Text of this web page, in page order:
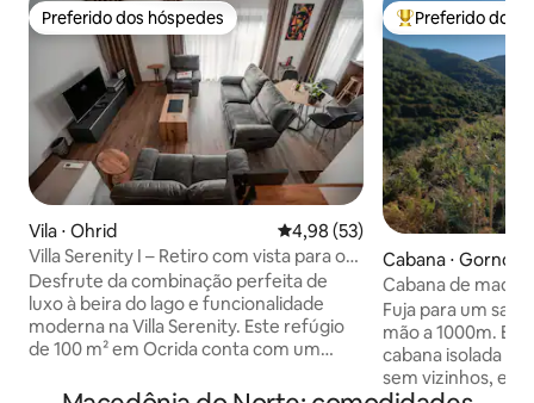
Preferido dos hóspedes
Preferido dos hóspedes
Vila ⋅ Ohrid 4,98 de uma avaliação média
4,98 (53)
Villa Serenity I – Retiro com vista para o
lago
Desfrute da combinação perfeita de
luxo à beira do lago e funcionalidade
moderna na Villa Serenity. Este refúgio
de 100 m² em Ocrida conta com um
espreguiçadeiras e vistas panorâmicas.
Entre os
Preferido dos
Cabana ⋅ Gorno
Cabana de
Fuja para um
mão a 1000m.
cabana isolada
sem vizinhos, e